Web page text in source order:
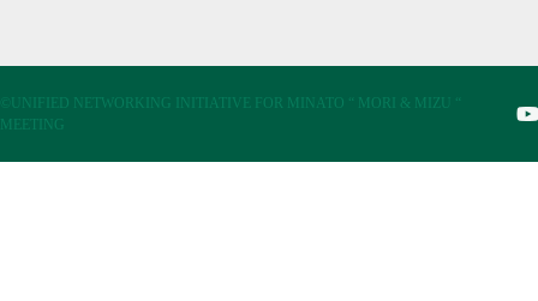
©UNIFIED NETWORKING INITIATIVE FOR MINATO “ MORI & MIZU “
MEETING